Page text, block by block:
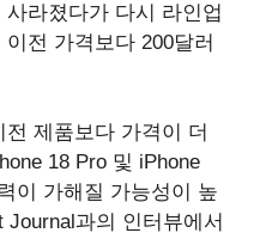
라졌다가 다시 라인업
전 가격보다 200달러
제품보다 가격이 더
18 Pro 및 iPhone
이 가해질 가능성이 높
과의 인터뷰에서